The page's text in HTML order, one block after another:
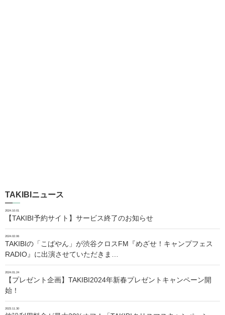
TAKIBIニュース
2024.10.01
【TAKIBI予約サイト】サービス終了のお知らせ
2024.02.06
TAKIBIの「こばやん」が渋谷クロスFM『めざせ！キャンプフェス
RADIO』に出演させていただきま…
2024.01.24
【プレゼント企画】TAKIBI2024年新春プレゼントキャンペーン開
始！
2023.11.30